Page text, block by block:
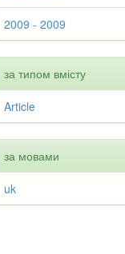
2009 - 2009
за типом вмісту
Article
за мовами
uk